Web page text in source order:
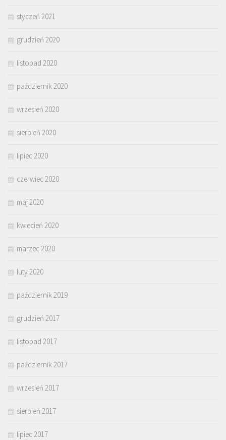
styczeń 2021
grudzień 2020
listopad 2020
październik 2020
wrzesień 2020
sierpień 2020
lipiec 2020
czerwiec 2020
maj 2020
kwiecień 2020
marzec 2020
luty 2020
październik 2019
grudzień 2017
listopad 2017
październik 2017
wrzesień 2017
sierpień 2017
lipiec 2017